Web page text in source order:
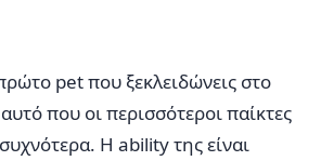
pet που ξεκλειδώνεις στο
που οι περισσότεροι παίκτες
Η ability της είναι